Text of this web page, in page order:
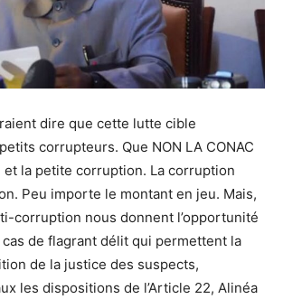
dire que cette lutte cible
corrupteurs. Que NON LA CONAC
et la petite corruption. La corruption
Peu importe le montant en jeu. Mais,
corruption nous donnent l’opportunité
de flagrant délit qui permettent la
de la justice des suspects,
les dispositions de l’Article 22, Alinéa